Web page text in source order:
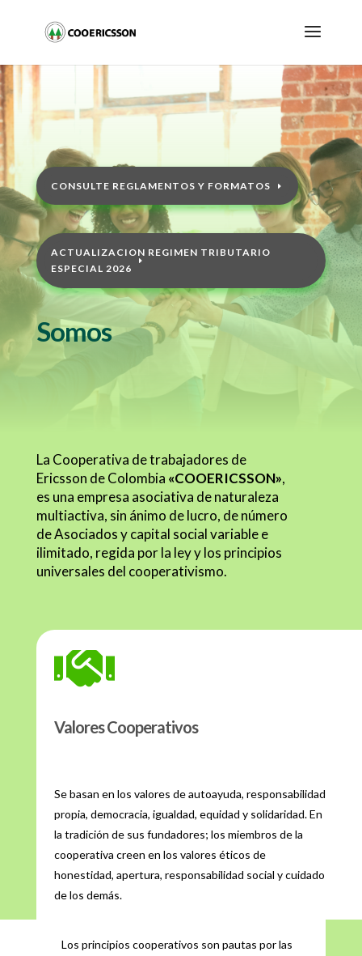
CONSULTE REGLAMENTOS Y FORMATOS
ACTUALIZACION REGIMEN TRIBUTARIO
ESPECIAL 2026
Somos
La Cooperativa de trabajadores de
Ericsson de Colombia «COOERICSSON»,
es una empresa asociativa de naturaleza
multiactiva, sin ánimo de lucro, de número
de Asociados y capital social variable e
ilimitado, regida por la ley y los principios
universales del cooperativismo.

Valores Cooperativos
Se basan en los valores de autoayuda, responsabilidad
propia, democracia, igualdad, equidad y solidaridad. En
la tradición de sus fundadores; los miembros de la
cooperativa creen en los valores éticos de
honestidad, apertura, responsabilidad social y cuidado
de los demás.
Los principios cooperativos son pautas por las